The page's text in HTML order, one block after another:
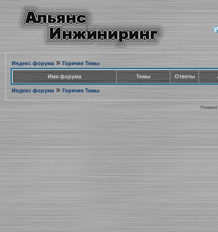
Индекс форума» Горячие Темы
Имя форума Темы Ответы
Индекс форума» Горячие Темы